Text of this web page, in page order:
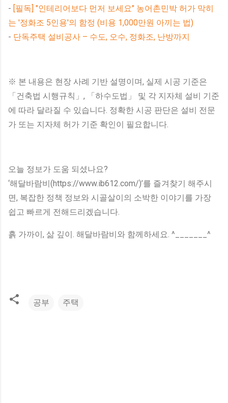
- [필독] "인테리어보다 먼저 보세요" 농어촌민박 허가 막히
는 '정화조 5인용'의 함정 (비용 1,000만원 아끼는 법)
- 단독주택 설비공사 – 수도, 오수, 정화조, 난방까지
※ 본 내용은 현장 사례 기반 설명이며, 실제 시공 기준은
「건축법 시행규칙」, 「하수도법」 및 각 지자체 설비 기준
에 따라 달라질 수 있습니다. 정확한 시공 판단은 설비 전문
가 또는 지자체 허가 기준 확인이 필요합니다.
오늘 정보가 도움 되셨나요?
‘해달바람비(https://www.ib612.com/)’를 즐겨찾기 해주시
면, 복잡한 정책 정보와 시골살이의 소박한 이야기를 가장
쉽고 빠르게 전해드리겠습니다.
흙 가까이, 삶 깊이. 해달바람비와 함께하세요. ^_______^
공부 주택